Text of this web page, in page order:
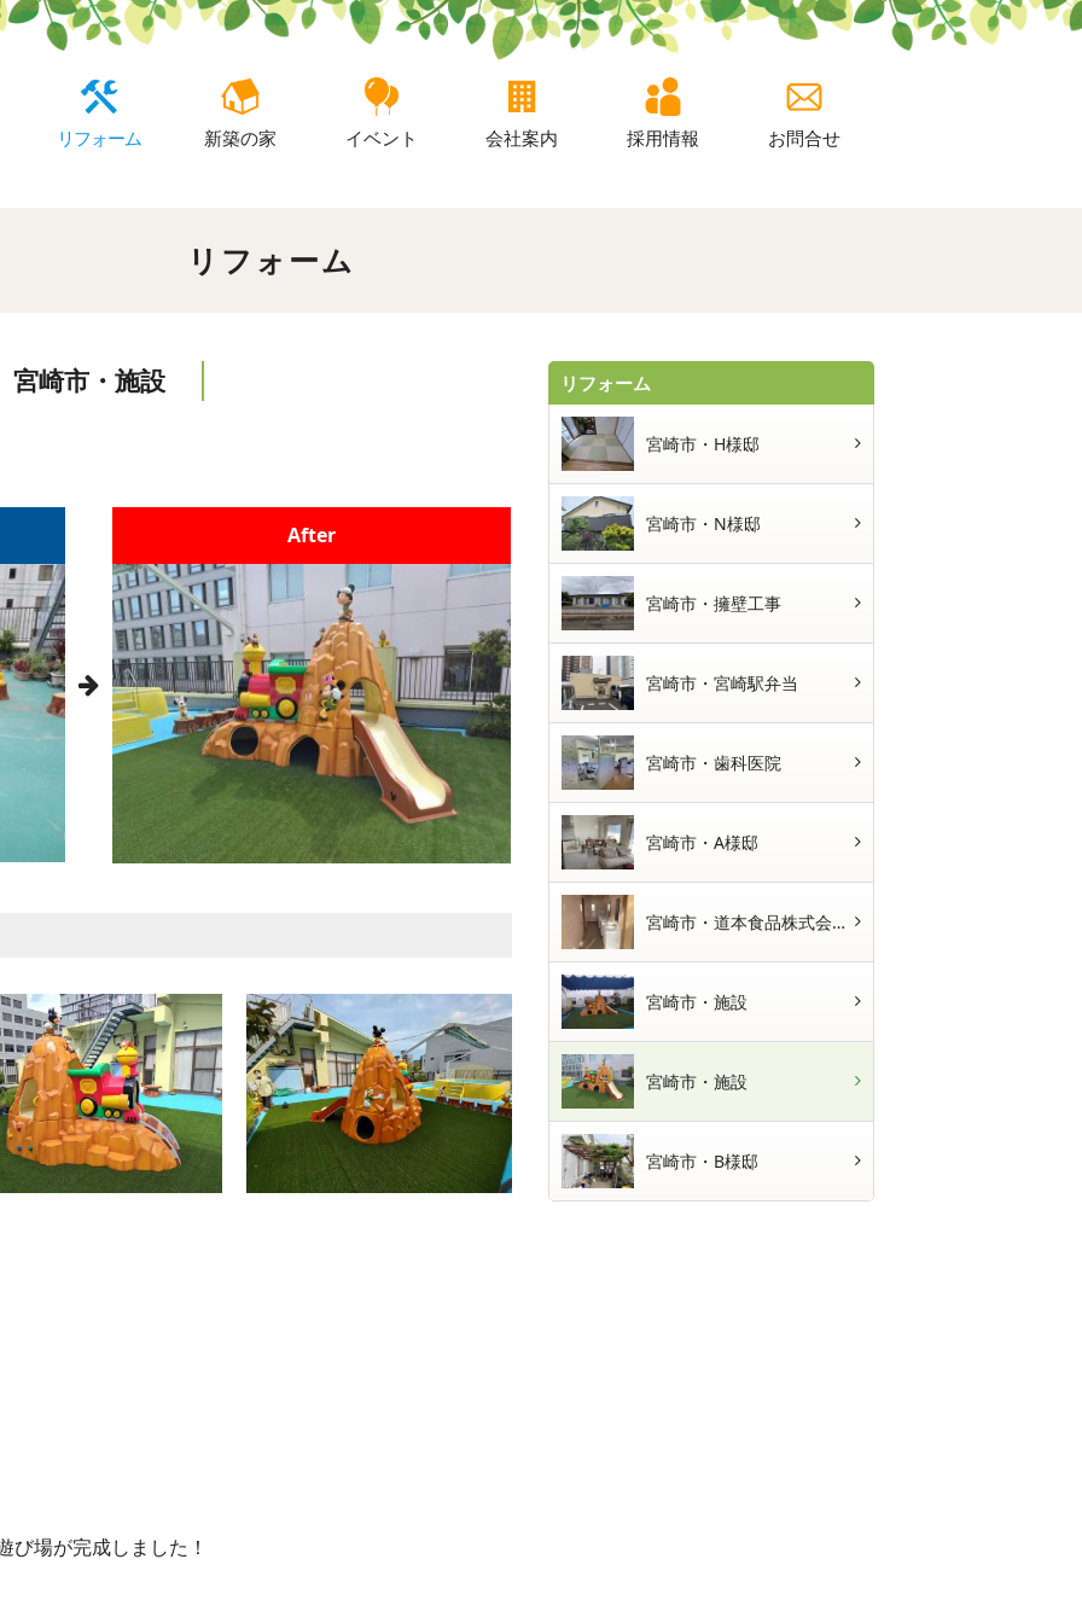
リフォーム 新築の家 イベント 会社案内 採用情報 お問合せ
リフォーム
宮崎市・施設
After
び場が完成しました！
リフォーム
宮崎市・H様邸
宮崎市・N様邸
宮崎市・擁壁工事
宮崎市・宮崎駅弁当
宮崎市・歯科医院
宮崎市・A様邸
宮崎市・道本食品株式会社さま
宮崎市・施設
宮崎市・施設
宮崎市・B様邸